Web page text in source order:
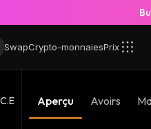
SwapCrypto-monnaiesPrix
Aperçu Avoirs